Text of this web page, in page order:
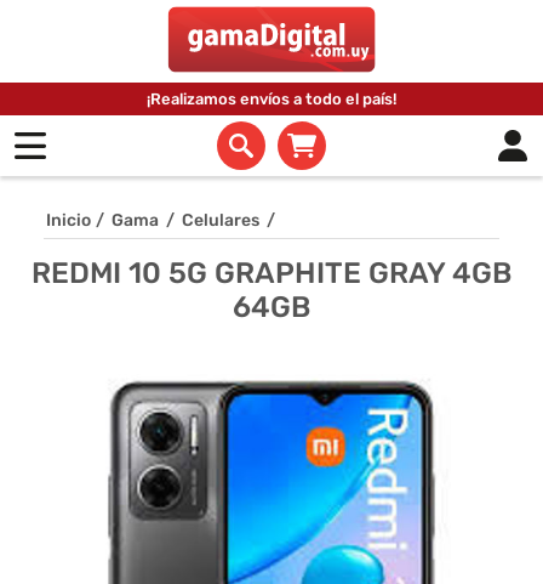
¡Realizamos envíos a todo el país!
Inicio / Gama / Celulares /
REDMI 10 5G GRAPHITE GRAY 4GB
64GB